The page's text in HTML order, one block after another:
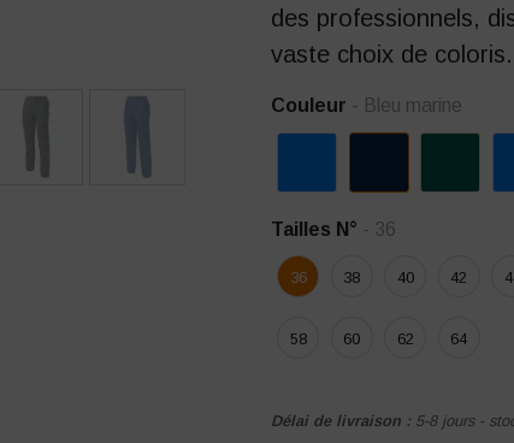
des professionnels,
vaste choix de coloris.
Couleur - Bleu marine
Tailles N° - 36
36 38 40 42
58 60 62 64
Délai de livraison : 5-8 jours -